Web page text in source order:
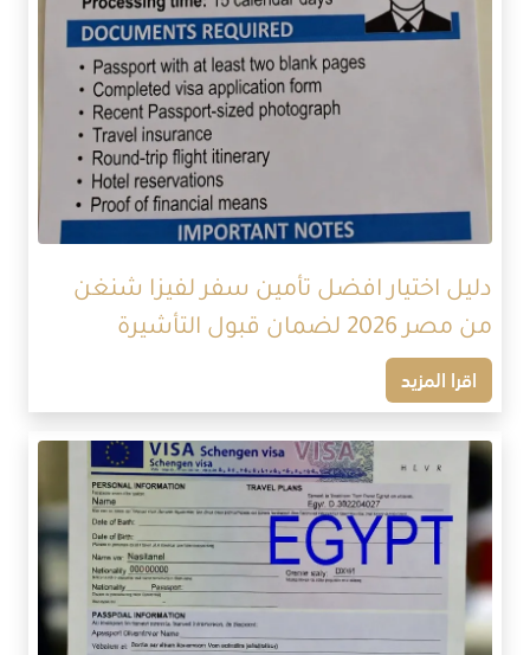
دليل اختيار افضل تأمين سفر لفيزا شنغن
من مصر 2026 لضمان قبول التأشيرة
اقرا المزيد